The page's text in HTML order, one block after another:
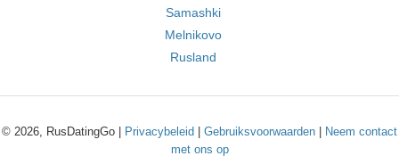
Samashki
Melnikovo
Rusland
© 2026, RusDatingGo | Privacybeleid Gebruiksvoorwaarden
Neem contact
met ons op